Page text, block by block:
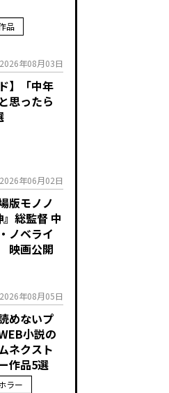
品
2026年08月03日
】「中年
思ったら
2026年06月02日
版モノノ
総監督 中
ノベライ
映画公開
2026年08月05日
めないプ
小説の
ネクスト
作品5選
ラー